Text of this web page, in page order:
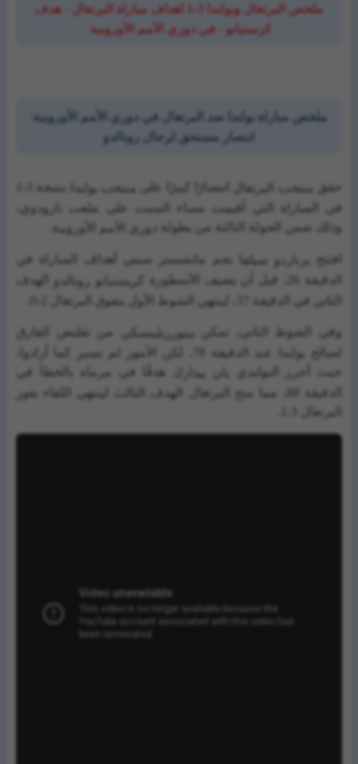
ملخص البرتغال وبولندا 3-1 اهداف مباراة البرتغال - هدف
كرستيانو - في دوري الأمم الأوروبية
ملخص مباراة بولندا ضد البرتغال في دوري الأمم الأوروبية:
انتصار مستحق لرجال رونالدو
حقق منتخب البرتغال انتصارًا كبيرًا على منتخب بولندا
في المباراة التي أقيمت مساء السبت على ملعب نارودوي،
وذلك ضمن الجولة الثالثة من بطولة
دوري الأمم الأوروبية
افتتح برناردو سيلفا
نجم مانشستر سيتي أهداف المباراة في
الدقيقة 26، قبل أن يضيف الأسطورة
كريستيانو رونالدو
الهدف
الثاني في الدقيقة 37، لينتهي الشوط الأول بتفوق البرتغال 2-0.
وفي الشوط الثاني، تمكن بيتورزيلينسكي
من تقليص الفارق
لصالح بولندا عند الدقيقة 78، لكن الأمور لم تسير كما أرادوا،
حيث أحرز البولندي
يان بيدارك
هدفًا في مرماه بالخطأ في
الدقيقة 88، مما منح البرتغال الهدف الثالث لينتهي اللقاء بفوز
البرتغال 3-1.